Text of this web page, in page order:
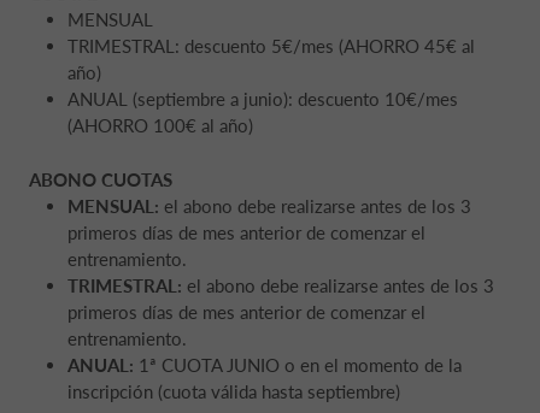
MENSUAL
TRIMESTRAL: descuento 5€/mes (AHORRO 45€ al
año)
ANUAL (septiembre a junio): descuento 10€/mes
(AHORRO 100€ al año)
ABONO CUOTAS
MENSUAL: el abono debe realizarse antes de los 3
primeros días de mes anterior de comenzar el
entrenamiento.
TRIMESTRAL: el abono debe realizarse antes de los 3
primeros días de mes anterior de comenzar el
entrenamiento.
ANUAL: 1ª CUOTA JUNIO o en el momento de la
inscripción (cuota válida hasta septiembre)